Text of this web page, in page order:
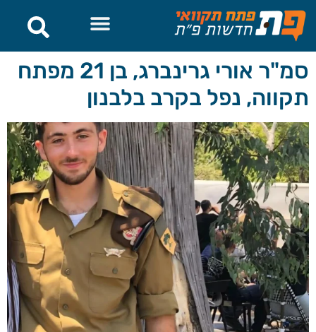
לתוכן
סמ"ר אורי גרינברג, בן 21 מפתח
תקווה, נפל בקרב בלבנון